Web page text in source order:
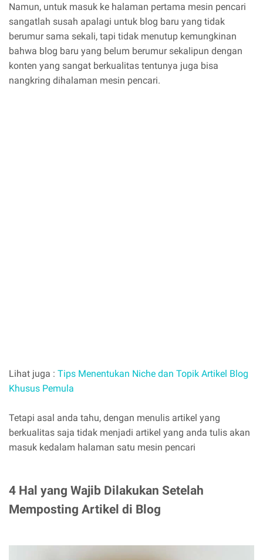
Namun, untuk masuk ke halaman pertama mesin pencari
sangatlah susah apalagi untuk blog baru yang tidak
berumur sama sekali, tapi tidak menutup kemungkinan
bahwa blog baru yang belum berumur sekalipun dengan
konten yang sangat berkualitas tentunya juga bisa
nangkring dihalaman mesin pencari.
Lihat juga : Tips Menentukan Niche dan Topik Artikel Blog
Khusus Pemula
Tetapi asal anda tahu, dengan menulis artikel yang
berkualitas saja tidak menjadi artikel yang anda tulis akan
masuk kedalam halaman satu mesin pencari
4 Hal yang Wajib Dilakukan Setelah
Memposting Artikel di Blog